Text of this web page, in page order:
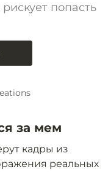
попасть
за мем
кадры из
реальных